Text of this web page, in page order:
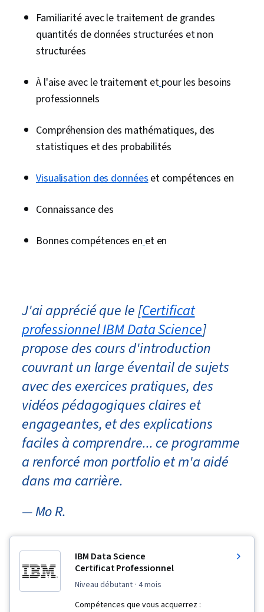
Familiarité avec le traitement de grandes
quantités de données structurées et non
structurées
À l'aise avec le traitement etpour les besoins
professionnels
Compréhension des mathématiques, des
statistiques et des probabilités
Visualisation des donnéeset compétences en
Connaissance des
Bonnes compétences enet en
J'ai apprécié que le [Certificat
professionnel IBM Data Science]
propose des cours d'introduction
couvrant un large éventail de sujets
avec des exercices pratiques, des
vidéos pédagogiques claires et
engageantes, et des explications
faciles à comprendre... ce programme
a renforcé mon portfolio et m'a aidé
dans ma carrière.
— Mo R.
IBM Data Science
Certificat Professionnel
niveau débutant · 4 mois
Compétences que vous acquerrez :